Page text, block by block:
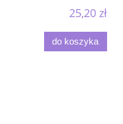
25,20 zł
do koszyka